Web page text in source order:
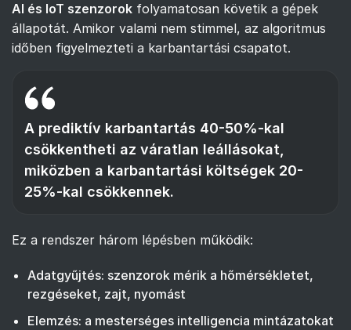
AI és IoT szenzorok folyamatosan követik a gépek
állapotát. Amikor valami nem stimmel, az algoritmus
időben figyelmezteti a karbantartási csapatot.
A prediktív karbantartás 40-50%-kal
csökkentheti az váratlan leállásokat,
miközben a karbantartási költségek 20-
25%-kal csökkennek.
Ez a rendszer három lépésben működik:
Adatgyűjtés: szenzorok mérik a hőmérsékletet,
rezgéseket, zajt, nyomást
Elemzés: a mesterséges intelligencia mintázatokat